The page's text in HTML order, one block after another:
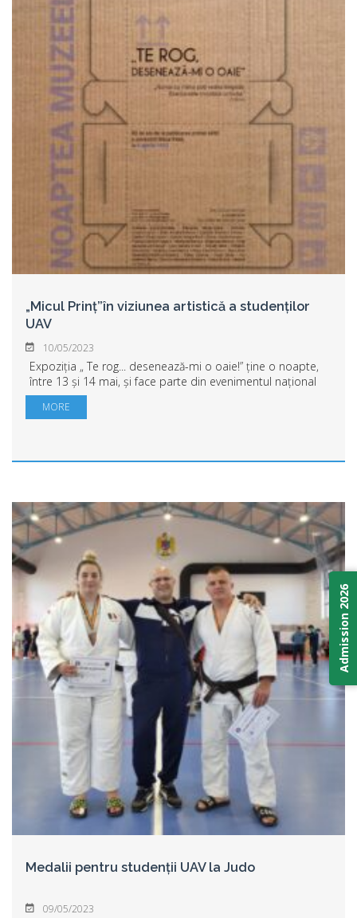
„Micul Prinț”în viziunea artistică a studenților
UAV
10/05/2023
Expoziția „ Te rog... desenează-mi o oaie!” ține o noapte,
între 13 și 14 mai, și face parte din evenimentul național
„Noaptea Muzeelor” . Lucrările 3D (sculptură), lucrările de
grafică și compoziții...
MORE
Medalii pentru studenții UAV la Judo
09/05/2023
Admission 2026